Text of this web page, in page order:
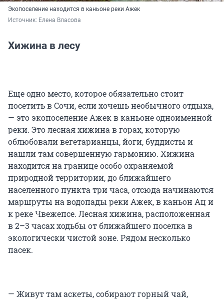
Экопоселение находится в каньоне реки Ажек
Источник: Елена Власова
Хижина в лесу
Еще одно место, которое обязательно стоит
посетить в Сочи, если хочешь необычного отдыха,
— это экопоселение Ажек в каньоне одноименной
реки. Это лесная хижина в горах, которую
облюбовали вегетарианцы, йоги, буддисты и
нашли там совершенную гармонию. Хижина
находится на границе особо охраняемой
природной территории, до ближайшего
населенного пункта три часа, отсюда начинаются
маршруты на водопады реки Ажек, в каньон Ац и
к реке Чвежепсе. Лесная хижина, расположенная
в 2–3 часах ходьбы от ближайшего поселка в
экологически чистой зоне. Рядом несколько
пасек.
— Живут там аскеты, собирают горный чай,